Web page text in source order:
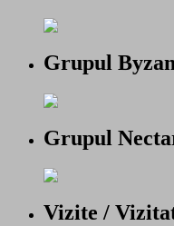
Grupul
Grupul
Vizite /